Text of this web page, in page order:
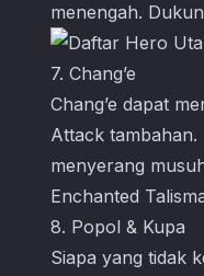
menengah.
7. Chang’e
Chang’e dapat
Attack
menyerang
Enchanted
8. Popol & Kupa
Siapa yang tidak